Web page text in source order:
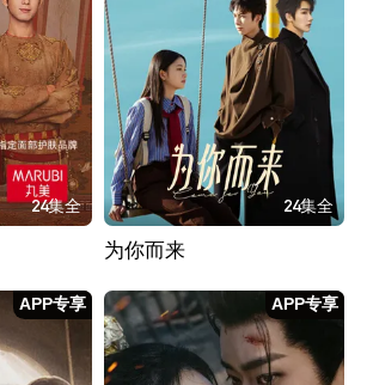
24集全 24集全
为你而来
APP专享 APP专享